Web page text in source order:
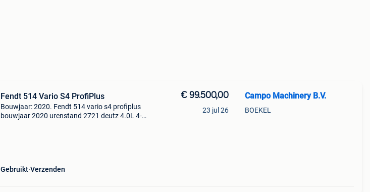
Fendt 514 Vario S4 ProfiPlus
Bouwjaar: 2020. Fendt 514 vario s4 profiplus
bouwjaar 2020 urenstand 2721 deutz 4.0L 4-
Gebruikt Verzenden
€ 99.500,00
23 jul 26
Campo Machinery B.V.
BOEKEL